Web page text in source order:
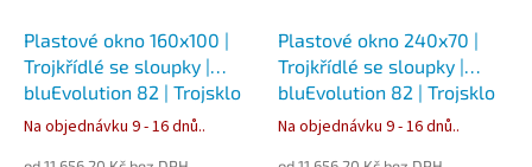
Plastové okno 160x100 |
Trojkřídlé se sloupky |
bluEvolution 82 | Trojsklo
Na objednávku 9 - 16 dnů..
Plastové okno 240x70 |
Trojkřídlé se sloupky |
bluEvolution 82 | Trojsklo
Na objednávku 9 - 16 dnů..